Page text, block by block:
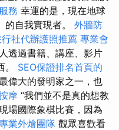
務 幸運的是，現在地球
自我實現者。 外牆防
社代辦護照推薦 專業會
透過書籍、講座、影片
。 SEO保證排名首頁的
偉大的發明家之一，也
摩 “我們並不是真的想教
場國際象棋比賽，因為
業外燴團隊 觀眾喜歡看